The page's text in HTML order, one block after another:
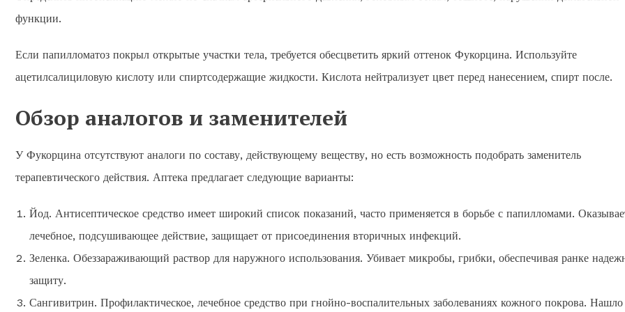
функции.
Если папилломатоз покрыл открытые участки тела, требуется обесцветить яркий оттенок Фукорцина. Используйте
ацетилсалициловую кислоту или спиртсодержащие жидкости. Кислота нейтрализует цвет перед нанесением, спирт после.
Обзор аналогов и заменителей
У Фукорцина отсутствуют аналоги по составу, действующему веществу, но есть возможность подобрать заменитель
терапевтического действия. Аптека предлагает следующие варианты:
Йод. Антисептическое средство имеет широкий список показаний, часто применяется в борьбе с папилломами.
лечебное, подсушивающее действие, защищает от присоединения вторичных инфекций.
Зеленка. Обеззараживающий раствор для наружного использования. Убивает микробы, грибки, обеспечивая ранке
защиту.
Сангивитрин. Профилактическое, лечебное средство при гнойно-воспалительных заболеваниях кожного покрова. Нашло